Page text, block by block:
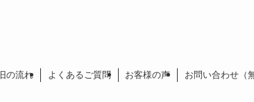
の流れ よくあるご質問 お客様の声 お問い合わせ（